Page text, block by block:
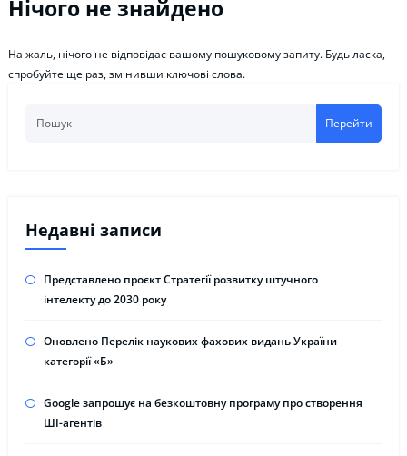
Нічого не знайдено
На жаль, нічого не відповідає вашому пошуковому запиту. Будь ласка,
спробуйте ще раз, змінивши ключові слова.
Перейти
Недавні записи
Представлено проєкт Стратегії розвитку штучного
інтелекту до 2030 року
Оновлено Перелік наукових фахових видань України
категорії «Б»
Google запрошує на безкоштовну програму про створення
ШІ-агентів